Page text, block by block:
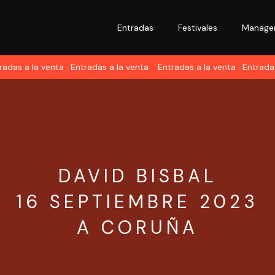
Entradas Festivales
a la venta · Entradas a la venta ·Entradas a la venta · Entradas
DAVID BISBAL
16 SEPTIEMBRE 2023
A CORUÑA